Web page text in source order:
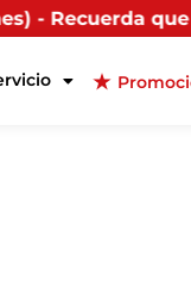
si presentas